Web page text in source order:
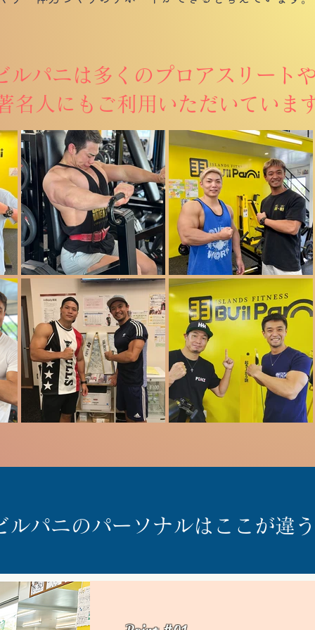
ルパニは多くのプロアスリート
人にもご利用いただいていま
ルパニのパーソナルはここが違